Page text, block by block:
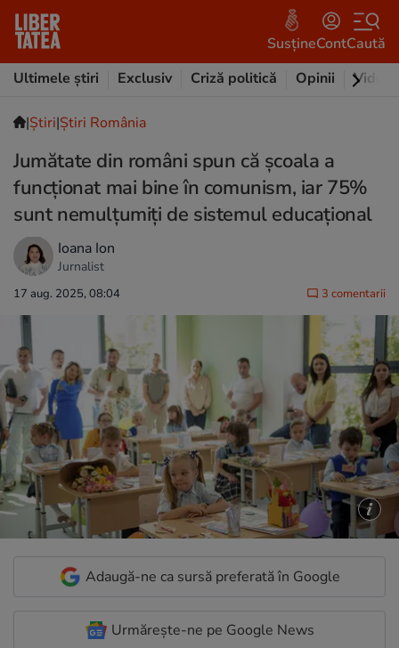
SusțineContCaută
Ultimele știri
Exclusiv Criză politică Opinii Video
|Ştiri|Știri România
Jumătate din români spun că școala a
funcționat mai bine în comunism, iar 75%
sunt nemulțumiți de sistemul educațional
Ioana Ion
Jurnalist
17 aug. 2025, 08:04 3 comentarii
Adaugă-ne ca sursă preferată în Google
Urmărește-ne pe Google News